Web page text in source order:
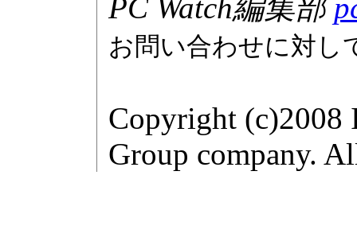
PC Watch編集部
お問い合わせに対し
Copyright (c)2008
Group company.